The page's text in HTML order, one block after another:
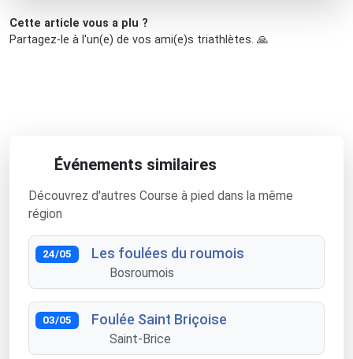
Cette article vous a plu ?
Partagez-le à l'un(e) de vos ami(e)s triathlètes. 🙏
Événements similaires
Découvrez d'autres Course à pied dans la même
région
24/05 Les foulées du roumois
Bosroumois
03/05 Foulée Saint Briçoise
Saint-Brice